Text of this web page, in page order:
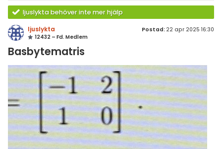
ljuslykta behöver inte mer hjälp
ljuslykta
12432 – Fd. Medlem
Postad: 22 apr 2025 16:30
Basbytematris
7
8
9
1
2
3
4
Universitet
Alla trådar
Linjär Algebra
Sannolikhet och Statistik
Diskret matematik
Övrigt
& Bygg
språk